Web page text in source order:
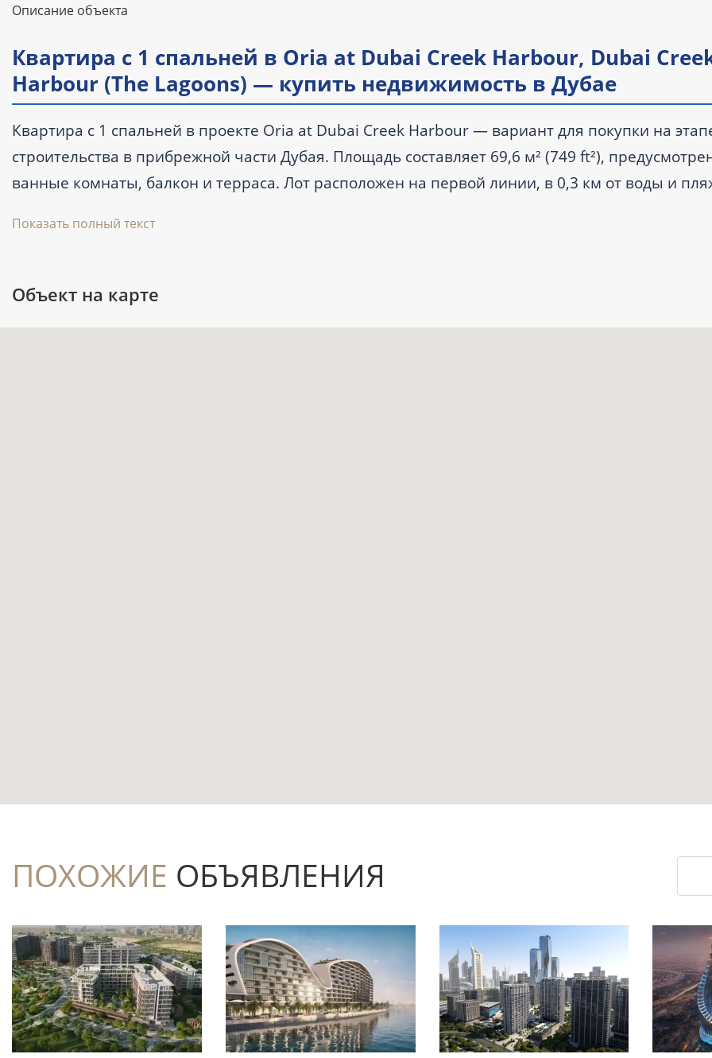
Описание объекта
Квартира с 1 спальней в Oria at Dubai Creek Harbour, Dubai
Harbour (The Lagoons) — купить недвижимость в Дубае
Квартира с 1 спальней в проекте Oria at Dubai Creek Harbour — вариант для покупки на
строительства в прибрежной части Дубая. Площадь составляет 69,6 м² (749 ft²),
ванные комнаты, балкон и терраса. Лот расположен на первой линии, в 0,3 км от воды и
Тип: квартира с 1 спальней и 2 ванными комнатами.
Балкон и терраса расширяют приватное пространство и позволяют использовать
Расположение на первой линии и расстояние 0,3 км до воды формируют
сценарий жизни у набережной.
В проекте предусмотрены бассейн, парковка и лифт, а частичная меблировка может
дальнейшее обустройство квартиры.
Oria at Dubai Creek Harbour строится девелопером Emaar, чьи проекты формируют
часть застройки Dubai Creek Harbour.
Показать полный текст
Объект на карте
ПОХОЖИЕ ОБЪЯВЛЕНИЯ